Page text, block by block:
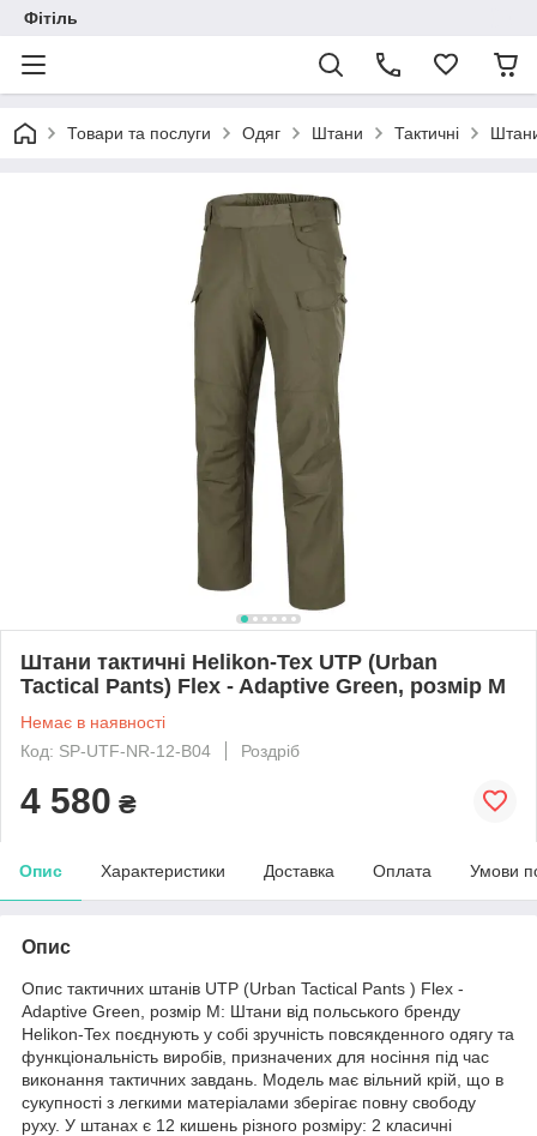
Фітіль
Товари та послуги Одяг Штани Тактичні
Штани тактичні Helikon-Tex UTP (Urban
Tactical Pants) Flex - Adaptive Green, розмір M
Немає в наявності
Код: SP-UTF-NR-12-B04
Роздріб
4 580 ₴
Опис Характеристики Доставка Оплата Умови
Опис
Опис тактичних штанів UTP (Urban Tactical Pants ) Flex -
Adaptive Green, розмір M: Штани від польського бренду
Helikon-Tex поєднують у собі зручність повсякденного одягу та
функціональність виробів, призначених для носіння під час
виконання тактичних завдань. Модель має вільний крій, що в
сукупності з легкими матеріалами зберігає повну свободу
руху. У штанах є 12 кишень різного розміру: 2 класичні